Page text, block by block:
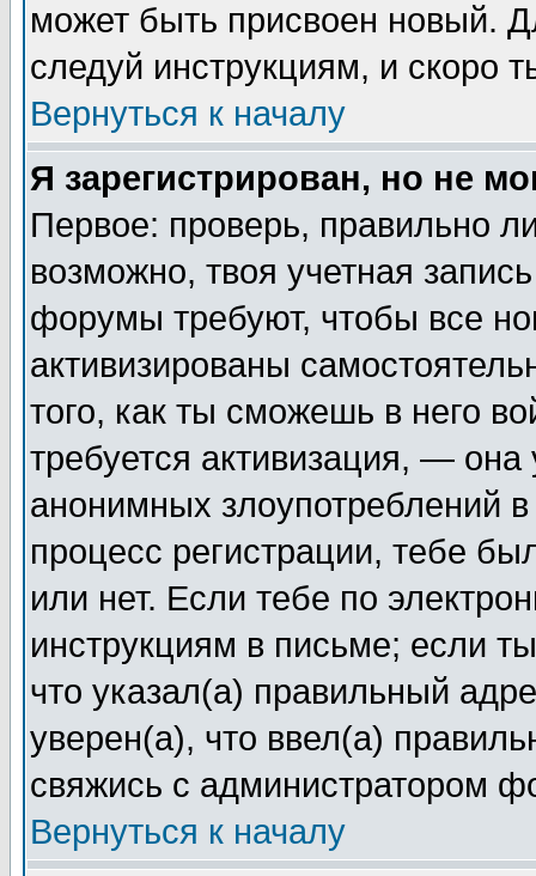
может быть присвоен новый.
следуй инструкциям, и скоро
Вернуться к началу
Я зарегистрирован, но не
Первое: проверь, правильно
возможно, твоя учетная
форумы требуют, чтобы все
активизированы
того, как ты сможешь в него
требуется активизация, —
анонимных злоупотреблений
процесс регистрации, тебе
или нет. Если тебе по
инструкциям в письме; если
что указал(а) правильный
уверен(а), что ввел(а)
свяжись с администратором
Вернуться к началу